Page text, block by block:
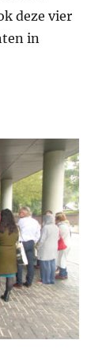
deze vier
in